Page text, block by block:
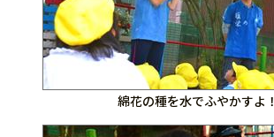
綿花の種を水でふやかすよ！